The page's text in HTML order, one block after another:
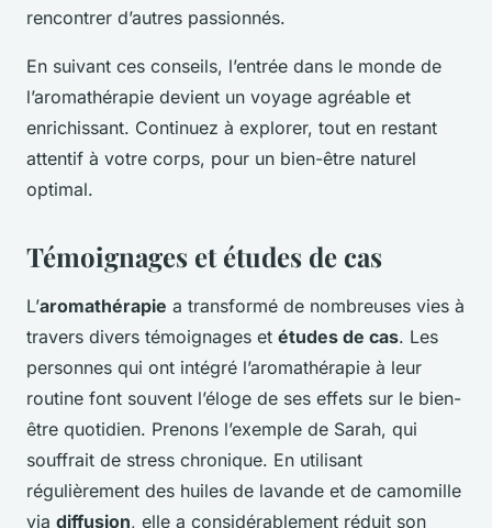
rencontrer d’autres passionnés.
En suivant ces conseils, l’entrée dans le monde de
l’aromathérapie devient un voyage agréable et
enrichissant. Continuez à explorer, tout en restant
attentif à votre corps, pour un bien-être naturel
optimal.
Témoignages et études de cas
L’aromathérapie a transformé de nombreuses vies à
travers divers témoignages et études de cas. Les
personnes qui ont intégré l’aromathérapie à leur
routine font souvent l’éloge de ses effets sur le bien-
être quotidien. Prenons l’exemple de Sarah, qui
souffrait de stress chronique. En utilisant
régulièrement des huiles de lavande et de camomille
via diffusion, elle a considérablement réduit son